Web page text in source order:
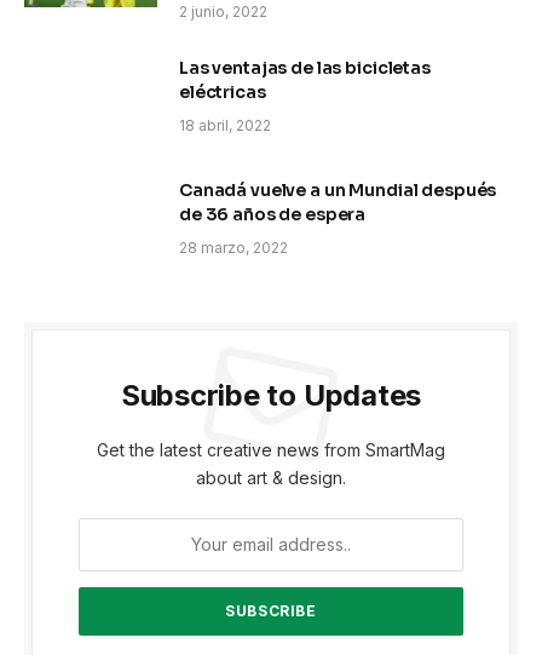
2 junio, 2022
Las ventajas de las bicicletas
eléctricas
18 abril, 2022
Canadá vuelve a un Mundial después
de 36 años de espera
28 marzo, 2022
Subscribe to Updates
Get the latest creative news from SmartMag
about art & design.